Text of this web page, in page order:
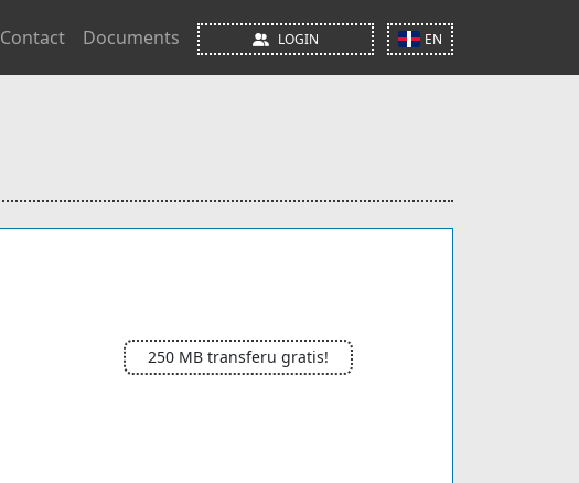
Contact Documents LOGIN EN
250 MB transferu gratis!